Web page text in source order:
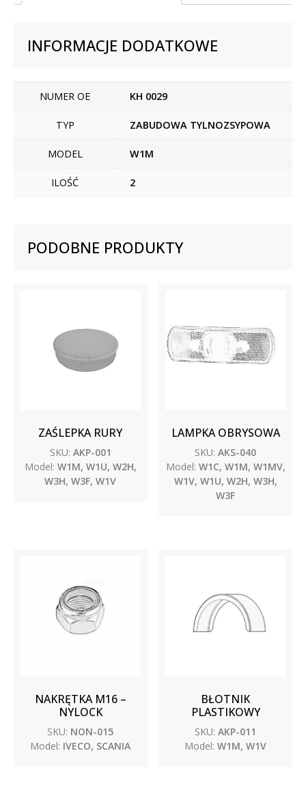
INFORMACJE DODATKOWE
NUMER OE KH 0029
TYP ZABUDOWA TYLNOZSYPOWA
MODEL W1M
ILOŚĆ 2
PODOBNE PRODUKTY
ZAŚLEPKA RURY
SKU: AKP-001
Model: W1M, W1U, W2H,
W3H, W3F, W1V
LAMPKA OBRYSOWA
SKU: AKS-040
Model: W1C, W1M, W1MV,
W1V, W1U, W2H, W3H,
W3F
NAKRĘTKA M16 –
NYLOCK
SKU: NON-015
Model: IVECO, SCANIA
BŁOTNIK
PLASTIKOWY
SKU: AKP-011
Model: W1M, W1V